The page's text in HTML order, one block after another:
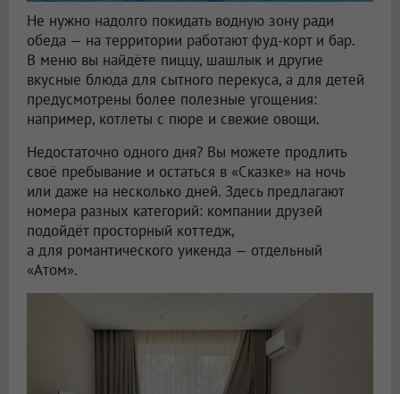
Не нужно надолго покидать водную зону ради
обеда — на территории работают фуд-корт и бар.
В меню вы найдёте пиццу, шашлык и другие
вкусные блюда для сытного перекуса, а для детей
предусмотрены более полезные угощения:
например, котлеты с пюре и свежие овощи.
Недостаточно одного дня? Вы можете продлить
своё пребывание и остаться в «Сказке» на ночь
или даже на несколько дней. Здесь предлагают
номера разных категорий: компании друзей
подойдёт просторный коттедж,
а для романтического уикенда — отдельный
«Атом».